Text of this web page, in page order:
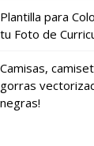
Plantilla para
tu Foto de
Camisas,
gorras
negras!